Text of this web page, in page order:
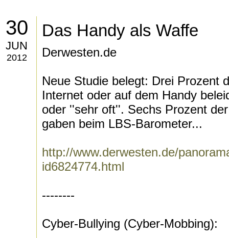
30
JUN
2012
Das Handy als Waffe
Derwesten.de
Neue Studie belegt: Drei Prozent
Internet oder auf dem Handy
oder ''sehr oft''. Sechs Prozent
gaben beim LBS-Barometer...
http://www.derwesten.de/
id6824774.html
--------
Cyber-Bullying (Cyber-Mobbing):